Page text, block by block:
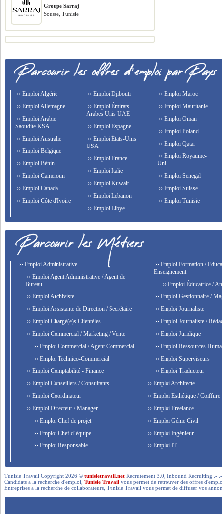
Groupe Sarraj
Sousse, Tunisie
›› Emploi Algérie
›› Emploi Allemagne
›› Emploi Arabie
Saoudite KSA
›› Emploi Australie
›› Emploi Belgique
›› Emploi Bénin
›› Emploi Cameroun
›› Emploi Canada
›› Emploi Côte d'Ivoire
›› Emploi Djibouti
›› Emploi Émirats
Arabes Unis UAE
›› Emploi Espagne
›› Emploi États-Unis
USA
›› Emploi France
›› Emploi Italie
›› Emploi Kuwait
›› Emploi Lebanon
›› Emploi Libye
›› Emploi Maroc
›› Emploi Mauritanie
›› Emploi Oman
›› Emploi Poland
›› Emploi Qatar
›› Emploi Royaume-
Uni
›› Emploi Senegal
›› Emploi Suisse
›› Emploi Tunisie
›› Emploi Administrative
›› Emploi Agent Administrative / Agent de
Bureau
›› Emploi Archiviste
›› Emploi Assistante de Direction / Secrétaire
›› Emploi Chargé(e)s Clientèles
›› Emploi Commercial / Marketing / Vente
›› Emploi Commercial / Agent Commercial
›› Emploi Technico-Commercial
›› Emploi Comptabilité - Finance
›› Emploi Conseillers / Consultants
›› Emploi Coordinateur
›› Emploi Directeur / Manager
›› Emploi Chef de projet
›› Emploi Chef d’équipe
›› Emploi Responsable
›› Emploi Formation /
Enseignement
›› Emploi Éducatrice /
›› Emploi Gestionnaire /
›› Emploi Journaliste
›› Emploi Journaliste /
›› Emploi Juridique
›› Emploi Ressources
›› Emploi Superviseurs
›› Emploi Traducteur
›› Emploi Architecte
›› Emploi Esthétique / Coiffure
›› Emploi Freelance
›› Emploi Génie Civil
›› Emploi Ingénieur
›› Emploi IT
Tunisie Travail Copyright 2026 ©tunisietravail.net Recrutement 3.0, Inbound Recruiting .-
Candidats a la recherche d'emploi,Tunisie Travail vous permet de retrouver des offres
Entreprises a la recherche de collaborateurs, Tunisie Travail vous permet de diffuser vos